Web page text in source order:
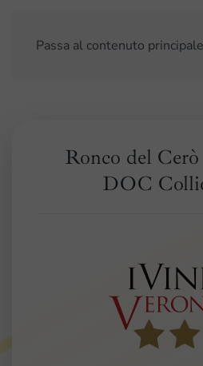
Passa al contenuto principale
Ronco del
DOC